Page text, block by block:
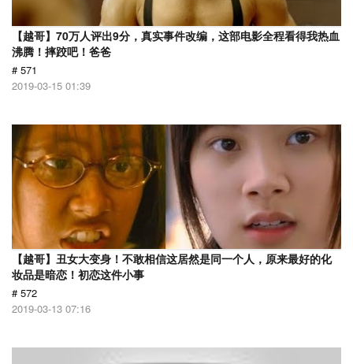
【越哥】70万人评出9分，真实事件改编，这部电影全程看得我热血
沸腾！摔跤吧！爸爸
# 571
2019-03-15 01:39
【越哥】丑女大变身！不敢相信这居然是同一个人，原来最好的化
妆品是暗恋！初恋这件小事
# 572
2019-03-13 07:16